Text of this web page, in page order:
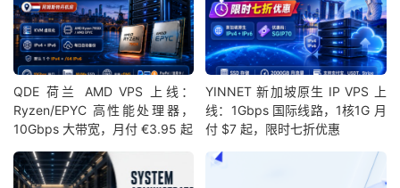
QDE 荷兰 AMD VPS 上线：
Ryzen/EPYC 高性能处理器，
10Gbps 大带宽，月付 €3.95 起
YINNET 新加坡原生 IP VPS 上
线：1Gbps 国际线路，1核1G 月
付 $7 起，限时七折优惠